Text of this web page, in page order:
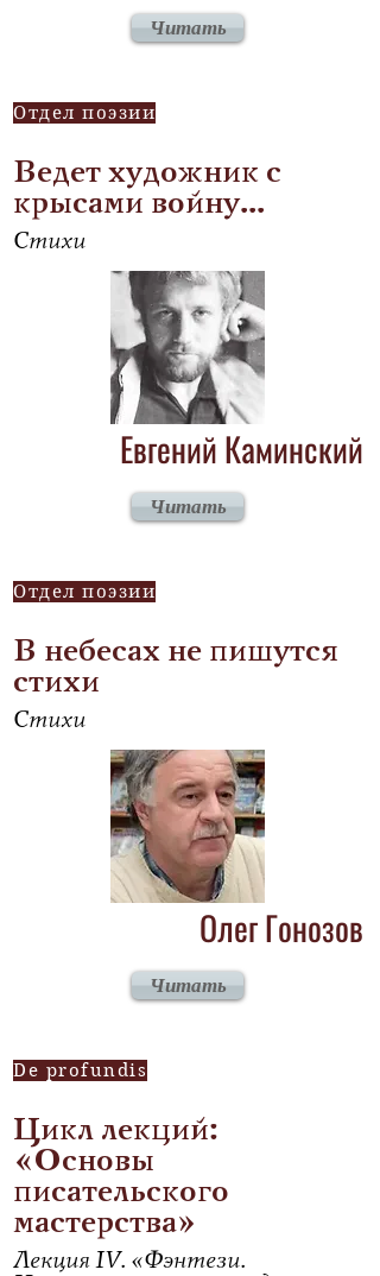
Читать
Отдел поэзии
Ведет художник с
крысами войну...
Стихи
Евгений Каминский
Читать
Отдел поэзии
В небесах не пишутся
стихи
Стихи
Олег Гонозов
Читать
De profundis
Цикл лекций:
«Основы
писательского
мастерства»
Лекция IV. «Фэнтези.